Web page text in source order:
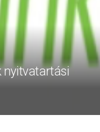
nyitvatartási